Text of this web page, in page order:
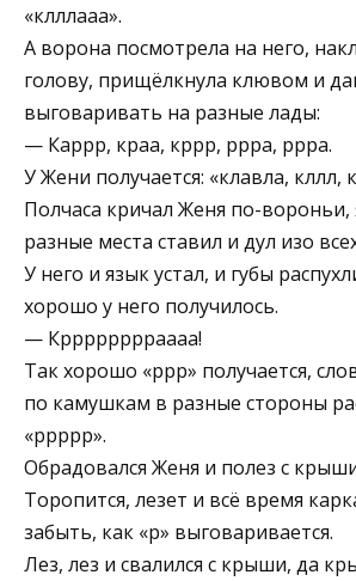
«клллааа».
А ворона посмотрела на него,
голову, прищёлкнула клювом и
выговаривать на разные лады:
— Каррр, краа, кррр, ррра, ррра.
У Жени получается: «клавла, кллл,
Полчаса кричал Женя по-вороньи,
разные места ставил и дул изо
У него и язык устал, и губы
хорошо у него получилось.
— Крррррррраааа!
Так хорошо «ррр» получается,
по камушкам в разные стороны
«ррррр».
Обрадовался Женя и полез с
Торопится, лезет и всё время
забыть, как «р» выговаривается.
Лез, лез и свалился с крыши, да